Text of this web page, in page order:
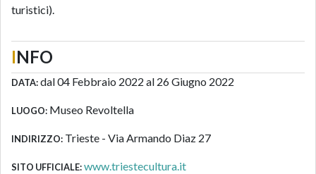
turistici).
INFO
DATA:dal 04 Febbraio 2022 al 26 Giugno 2022
LUOGO: Museo Revoltella
INDIRIZZO: Trieste - Via Armando Diaz 27
SITO UFFICIALE:www.triestecultura.it